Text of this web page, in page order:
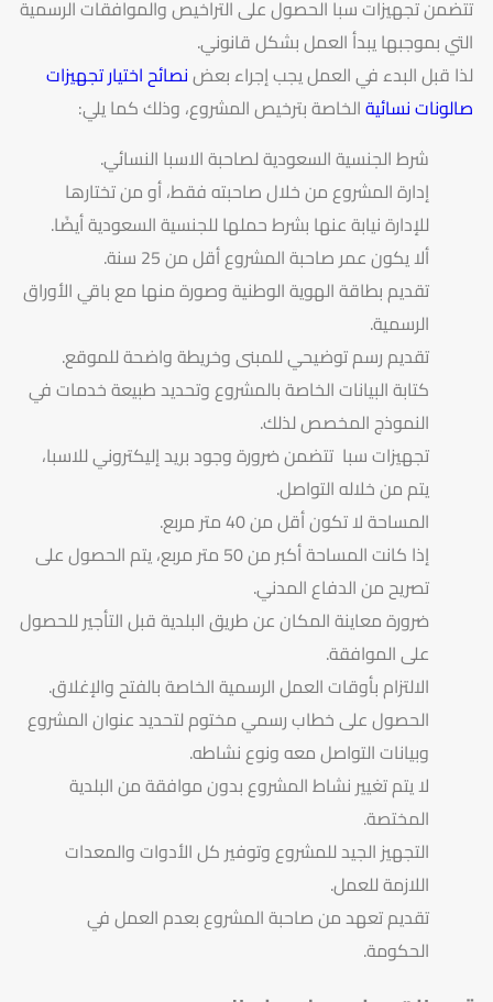
تتضمن تجهيزات سبا الحصول على التراخيص والموافقات الرسمية
التي بموجبها يبدأ العمل بشكل قانوني.
لذا قبل البدء في العمل يجب إجراء بعضنصائح اختيار تجهيزات
صالونات نسائيةالخاصة بترخيص المشروع، وذلك كما يلي:
شرط الجنسية السعودية لصاحبة الاسبا النسائي.
إدارة المشروع من خلال صاحبته فقط، أو من تختارها
للإدارة نيابة عنها بشرط حملها للجنسية السعودية أيضًا.
ألا يكون عمر صاحبة المشروع أقل من 25 سنة.
تقديم بطاقة الهوية الوطنية وصورة منها مع باقي الأوراق
الرسمية.
تقديم رسم توضيحي للمبنى وخريطة واضحة للموقع.
كتابة البيانات الخاصة بالمشروع وتحديد طبيعة خدمات في
النموذج المخصص لذلك.
تجهيزات سبا تتضمن ضرورة وجود بريد إليكتروني للاسبا،
يتم من خلاله التواصل.
المساحة لا تكون أقل من 40 متر مربع.
إذا كانت المساحة أكبر من 50 متر مربع، يتم الحصول على
تصريح من الدفاع المدني.
ضرورة معاينة المكان عن طريق البلدية قبل التأجير للحصول
على الموافقة.
الالتزام بأوقات العمل الرسمية الخاصة بالفتح والإغلاق.
الحصول على خطاب رسمي مختوم لتحديد عنوان المشروع
وبيانات التواصل معه ونوع نشاطه.
لا يتم تغيير نشاط المشروع بدون موافقة من البلدية
المختصة.
التجهيز الجيد للمشروع وتوفير كل الأدوات والمعدات
اللازمة للعمل.
تقديم تعهد من صاحبة المشروع بعدم العمل في
الحكومة.